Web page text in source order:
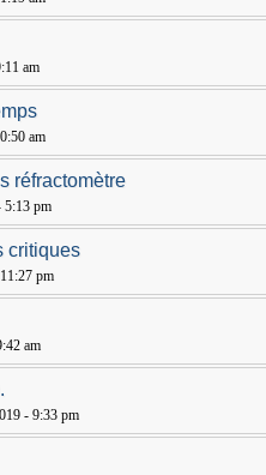
am
am
réfractomètre
5:13 pm
critiques
pm
am
- 9:33 pm